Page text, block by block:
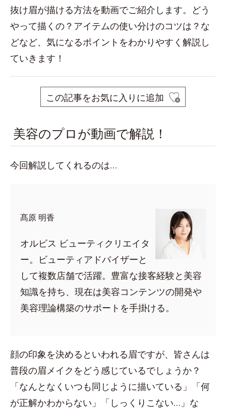
抜け眉が描ける方法を動画でご紹介します。どう
やって描くの？アイテムの使い分けのコツは？な
どなど、気になるポイントをわかりやすく解説し
ていきます！
この記事をお気に入りに追加
美容のプロが動画で解説！
今回解説してくれるのは…
髙原 明香
オルビス ビューティクリエイタ
ー。ビューティアドバイザーと
して複数店舗で活躍。豊富な接客経験と美容
知識を持ち、現在は美容コンテンツの開発や
美容理論構築のサポートを手掛ける。
顔の印象を決めるといわれる眉ですが、皆さんは
普段の眉メイクをどう感じているでしょうか？
「なんとなくいつも同じように描いている」「何
が正解かわからない」「しっくりこない…」な